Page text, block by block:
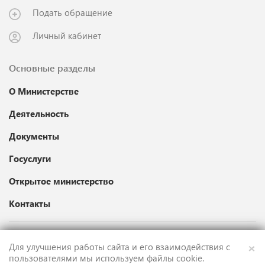
×
Для улучшения работы сайта и его взаимодействия с
пользователями мы используем файлы cookie.
Подать обращение
Личный кабинет
Основные разделы
О Министерстве
Деятельность
Документы
Госуслуги
Открытое министерство
Контакты
Карта сайта